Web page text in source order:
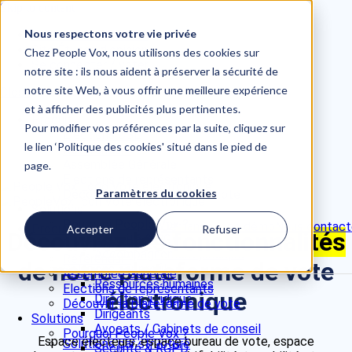
Nous respectons votre vie privée
Chez People Vox, nous utilisons des cookies sur
notre site : ils nous aident à préserver la sécurité de
notre site Web, à vous offrir une meilleure expérience
et à afficher des publicités plus pertinentes.
Pour modifier vos préférences par la suite, cliquez sur
le lien ‘Politique des cookies' situé dans le pied de
page.
Paramètres du cookies
Accepter Refuser
Skip to content
📞 +33 5 82 95 56 50
Site Études d'opinion
Se connecter / voter
Close
Elections CSE
Référendum
Découvrir la plateforme de vote
Solutions
Pourquoi People Vox ?
Sécurité & RGPD
Solutions par profil
Ressources humaines
Direction juridique
Dirigeants
Avocats / Cabinets de conseil
Solutions par structure
Produit
Elections CSE
Assemblée Générale
Elections de représentants
Découvrir la plateforme de vote
Solutions
Pourquoi People Vox ?
Sécurité & RGPD
Demander une démo Nous
Découvrez lesfonctionnalités
de notre plateforme de vote
électronique
Espace électeurs, espace bureau de vote, espace